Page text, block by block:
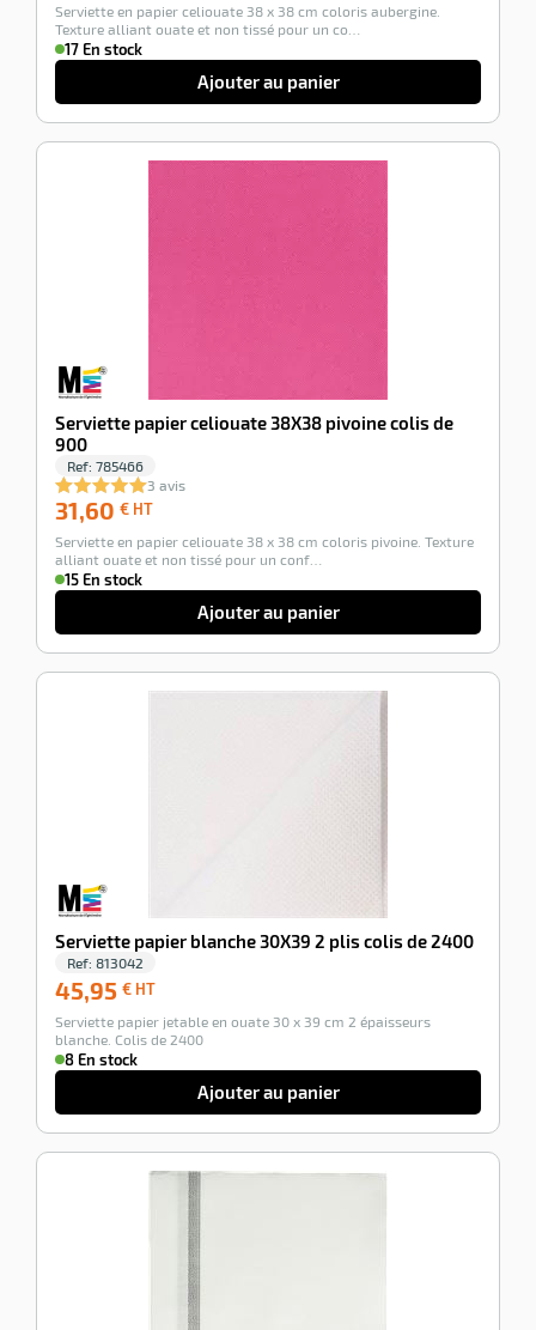
HT
Serviette en papier celiouate 38 x 38 cm coloris aubergine.
Texture alliant ouate et non tissé pour un co…
17 En stock
Ajouter au panier
Serviette papier celiouate 38X38 pivoine colis de
900
Ref: 785466
3 avis
31,60 € HT
HT
Serviette en papier celiouate 38 x 38 cm coloris pivoine. Texture
alliant ouate et non tissé pour un conf…
15 En stock
Ajouter au panier
Serviette papier blanche 30X39 2 plis colis de 2400
Ref: 813042
45,95 € HT
HT
Serviette papier jetable en ouate 30 x 39 cm 2 épaisseurs
blanche. Colis de 2400
8 En stock
Ajouter au panier